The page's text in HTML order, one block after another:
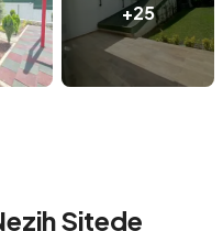
+25
Sitede